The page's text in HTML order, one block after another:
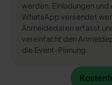
werden. Einladungen
WhatsApp versendet
Anmeldedaten erfasst
vereinfacht den
die Event-Planung.